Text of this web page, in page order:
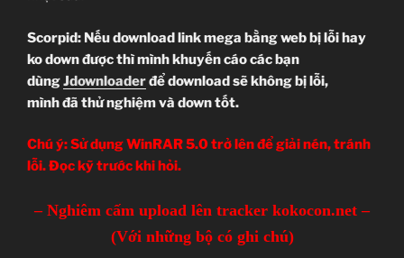
Scorpid: Nếu download link mega bằng web bị lỗi hay
ko down được thì mình khuyến cáo các bạn
dùngJdownloaderđể download sẽ không bị lỗi,
mình đã thử nghiệm và down tốt.
Chú ý: Sử dụng WinRAR 5.0 trở lên để giải nén, tránh
lỗi. Đọc kỹ trước khi hỏi.
– Nghiêm cấm upload lên tracker kokocon.net –
(Với những bộ có ghi chú)